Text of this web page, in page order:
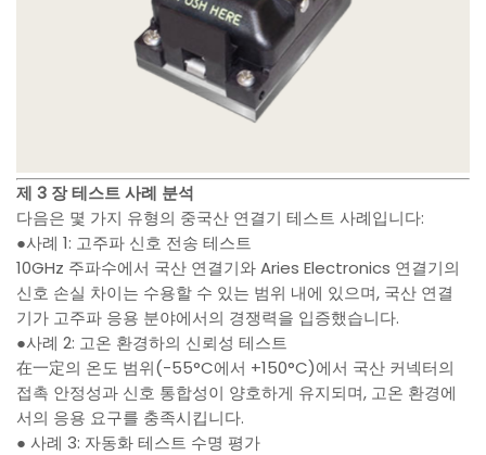
제 3 장 테스트 사례 분석
다음은 몇 가지 유형의 중국산 연결기 테스트 사례입니다:
●사례 1: 고주파 신호 전송 테스트
10GHz 주파수에서 국산 연결기와 Aries Electronics 연결기의
신호 손실 차이는 수용할 수 있는 범위 내에 있으며, 국산 연결
기가 고주파 응용 분야에서의 경쟁력을 입증했습니다.
●사례 2: 고온 환경하의 신뢰성 테스트
在一定의 온도 범위(-55°C에서 +150°C)에서 국산 커넥터의
접촉 안정성과 신호 통합성이 양호하게 유지되며, 고온 환경에
서의 응용 요구를 충족시킵니다.
● 사례 3: 자동화 테스트 수명 평가